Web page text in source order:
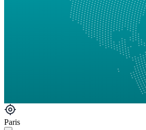
Paris